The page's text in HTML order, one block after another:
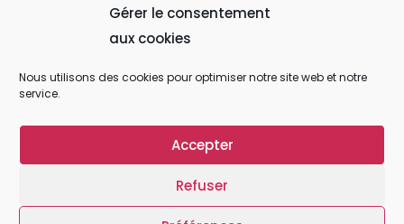
Gérer le consentement
aux cookies
Nous utilisons des cookies pour optimiser notre site web et notre
service.
Accepter
Refuser